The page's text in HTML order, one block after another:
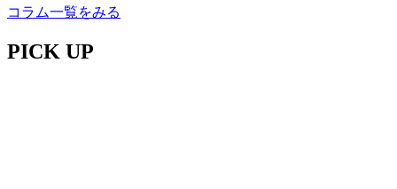
コラム一覧をみる
PICK UP